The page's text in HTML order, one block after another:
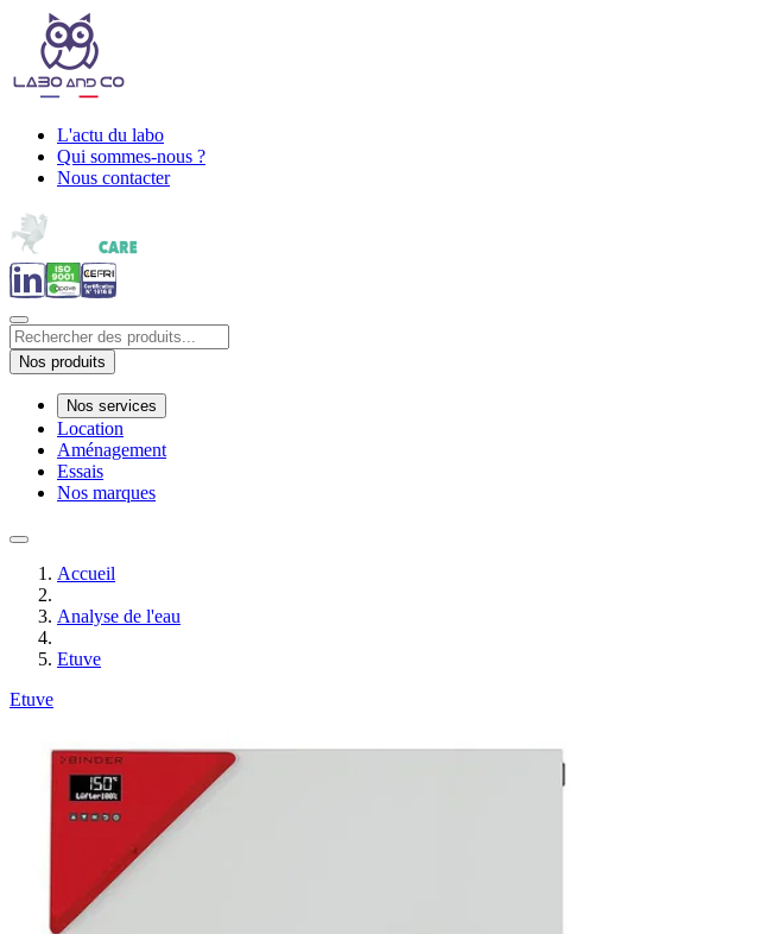
L'actu du labo
Qui sommes-nous ?
Nous contacter
Nos produits
Nos services
Location
Aménagement
Essais
Nos marques
Accueil
Analyse de l'eau
Etuve
Etuve